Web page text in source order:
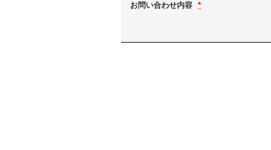
お問い合わせ内容 *